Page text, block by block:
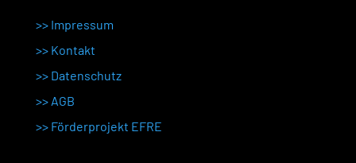
>> Impressum
>> Kontakt
>> Datenschutz
>> AGB
>> Förderprojekt EFRE